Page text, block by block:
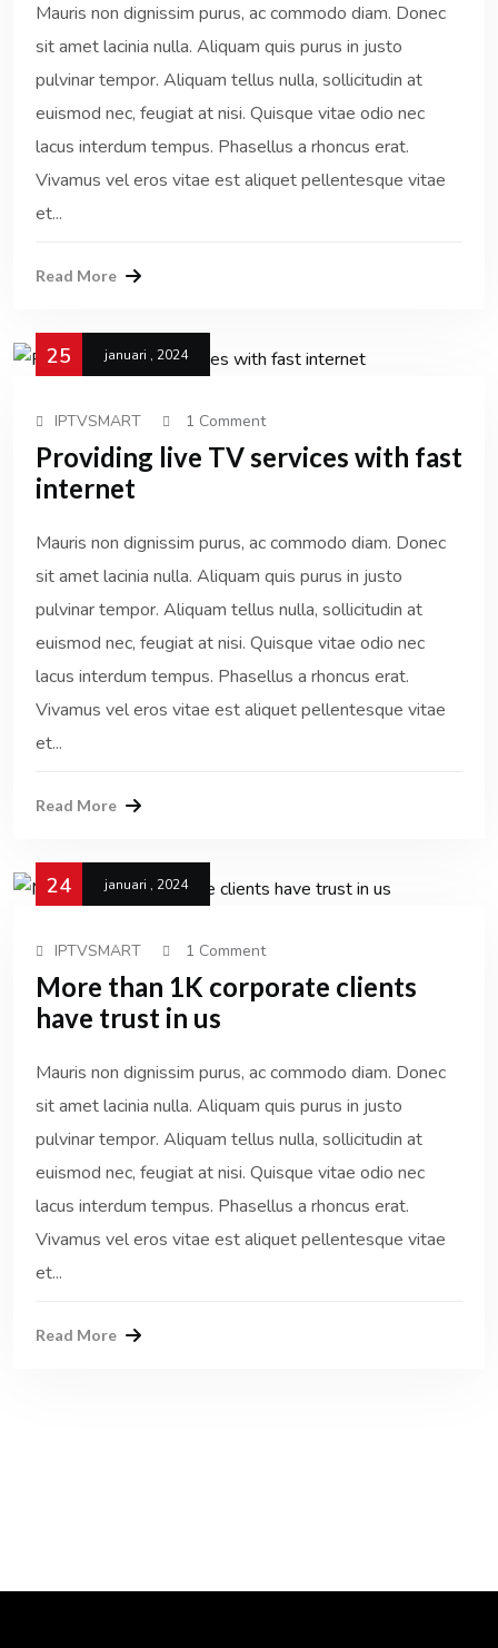
Mauris non dignissim purus, ac commodo diam. Donec
sit amet lacinia nulla. Aliquam quis purus in justo
pulvinar tempor. Aliquam tellus nulla, sollicitudin at
euismod nec, feugiat at nisi. Quisque vitae odio nec
lacus interdum tempus. Phasellus a rhoncus erat.
Vivamus vel eros vitae est aliquet pellentesque vitae
et...
Read More
25 januari , 2024
IPTVSMART 1 Comment
Providing live TV services with fast
internet
Mauris non dignissim purus, ac commodo diam. Donec
sit amet lacinia nulla. Aliquam quis purus in justo
pulvinar tempor. Aliquam tellus nulla, sollicitudin at
euismod nec, feugiat at nisi. Quisque vitae odio nec
lacus interdum tempus. Phasellus a rhoncus erat.
Vivamus vel eros vitae est aliquet pellentesque vitae
et...
Read More
24 januari , 2024
IPTVSMART 1 Comment
More than 1K corporate clients
have trust in us
Mauris non dignissim purus, ac commodo diam. Donec
sit amet lacinia nulla. Aliquam quis purus in justo
pulvinar tempor. Aliquam tellus nulla, sollicitudin at
euismod nec, feugiat at nisi. Quisque vitae odio nec
lacus interdum tempus. Phasellus a rhoncus erat.
Vivamus vel eros vitae est aliquet pellentesque vitae
et...
Read More